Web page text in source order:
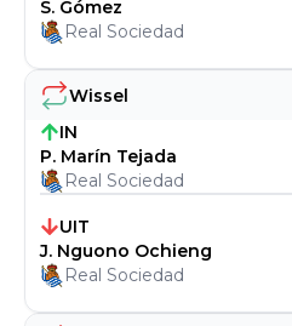
Wissel
IN
P. Marín Tejada
Real Sociedad
UIT
J. Nguono Ochieng
Real Sociedad
S. Gómez
Real Sociedad